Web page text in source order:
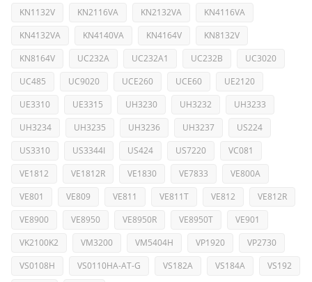
KN1132V
KN2116VA KN2132VA
KN4116VA
KN4132VA
KN4140VA KN4164V
KN8132V
KN8164V
UC232A UC232A1 UC232B
UC3020
UC485
UC9020 UCE260 UCE60
UE2120
UE3310
UE3315 UH3230 UH3232
UH3233
UH3234
UH3235 UH3236 UH3237
US224
US3310
US3344I US424 US7220
VC081
VE1812
VE1812R VE1830 VE7833
VE800A
VE801
VE809 VE811 VE811T VE812
VE812R
VE8900
VE8950 VE8950R VE8950T
VE901
VK2100K2
VM3200 VM5404H VP1920
VP2730
VS0108H
VS0110HA-AT-G VS182A VS184A
VS192